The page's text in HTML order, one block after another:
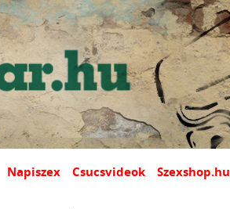
Napiszex Csucsvideok Szexshop.hu